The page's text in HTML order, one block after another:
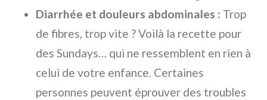
Diarrhée et douleurs abdominales : Trop
de fibres, trop vite ? Voilà la recette pour
des Sundays… qui ne ressemblent en rien à
celui de votre enfance. Certaines
personnes peuvent éprouver des troubles